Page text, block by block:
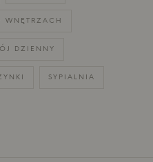
WNĘTRZACH
DZIENNY
SYPIALNIA